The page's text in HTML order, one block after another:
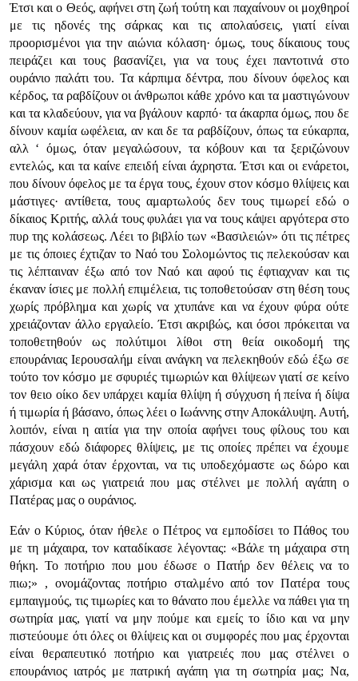
Έτσι και ο Θεός, αφήνει στη ζωή τούτη και παχαίνουν οι μοχθηροί
με τις ηδονές της σάρκας και τις απολαύσεις, γιατί είναι
προορισμένοι για την αιώνια κόλαση· όμως, τους δίκαιους τους
πειράζει και τους βασανίζει, για να τους έχει παντοτινά στο
ουράνιο παλάτι του. Τα κάρπιμα δέντρα, που δίνουν όφελος και
κέρδος, τα ραβδίζουν οι άνθρωποι κάθε χρόνο και τα μαστιγώνουν
και τα κλαδεύουν, για να βγάλουν καρπό· τα άκαρπα όμως, που δε
δίνουν καμία ωφέλεια, αν και δε τα ραβδίζουν, όπως τα εύκαρπα,
αλλ ‘ όμως, όταν μεγαλώσουν, τα κόβουν και τα ξεριζώνουν
εντελώς, και τα καίνε επειδή είναι άχρηστα. Έτσι και οι ενάρετοι,
που δίνουν όφελος με τα έργα τους, έχουν στον κόσμο θλίψεις και
μάστιγες· αντίθετα, τους αμαρτωλούς δεν τους τιμωρεί εδώ ο
δίκαιος Κριτής, αλλά τους φυλάει για να τους κάψει αργότερα στο
πυρ της κολάσεως. Λέει το βιβλίο των «Βασιλειών» ότι τις πέτρες
με τις όποιες έχτιζαν το Ναό του Σολομώντος τις πελεκούσαν και
τις λέπταιναν έξω από τον Ναό και αφού τις έφτιαχναν και τις
έκαναν ίσιες με πολλή επιμέλεια, τις τοποθετούσαν στη θέση τους
χωρίς πρόβλημα και χωρίς να χτυπάνε και να έχουν φύρα ούτε
χρειάζονταν άλλο εργαλείο. Έτσι ακριβώς, και όσοι πρόκειται να
τοποθετηθούν ως πολύτιμοι λίθοι στη θεία οικοδομή της
επουράνιας Ιερουσαλήμ είναι ανάγκη να πελεκηθούν εδώ έξω σε
τούτο τον κόσμο με σφυριές τιμωριών και θλίψεων γιατί σε κείνο
τον θειο οίκο δεν υπάρχει καμία θλίψη ή σύγχυση ή πείνα ή δίψα
ή τιμωρία ή βάσανο, όπως λέει ο Ιωάννης στην Αποκάλυψη. Αυτή,
λοιπόν, είναι η αιτία για την οποία αφήνει τους φίλους του και
πάσχουν εδώ διάφορες θλίψεις, με τις οποίες πρέπει να έχουμε
μεγάλη χαρά όταν έρχονται, να τις υποδεχόμαστε ως δώρο και
χάρισμα και ως γιατρειά που μας στέλνει με πολλή αγάπη ο
Πατέρας μας ο ουράνιος.
Εάν ο Κύριος, όταν ήθελε ο Πέτρος να εμποδίσει το Πάθος του
με τη μάχαιρα, τον καταδίκασε λέγοντας: «Βάλε τη μάχαιρα στη
θήκη. Το ποτήριο που μου έδωσε ο Πατήρ δεν θέλεις να το
πιω;» , ονομάζοντας ποτήριο σταλμένο από τον Πατέρα τους
εμπαιγμούς, τις τιμωρίες και το θάνατο που έμελλε να πάθει για τη
σωτηρία μας, γιατί να μην πούμε και εμείς το ίδιο και να μην
πιστεύουμε ότι όλες οι θλίψεις και οι συμφορές που μας έρχονται
είναι θεραπευτικό ποτήριο και γιατρειές που μας στέλνει ο
επουράνιος ιατρός με πατρική αγάπη για τη σωτηρία μας; Να,